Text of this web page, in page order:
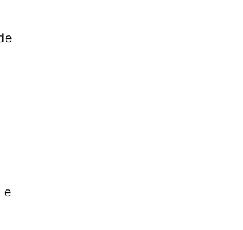
e